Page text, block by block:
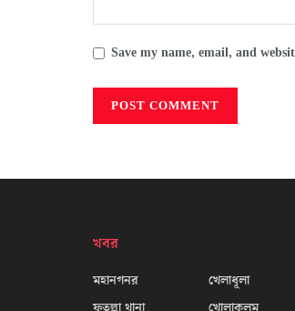
Save my name, email, and
খবর
মহানগনর
খেলাধূলা